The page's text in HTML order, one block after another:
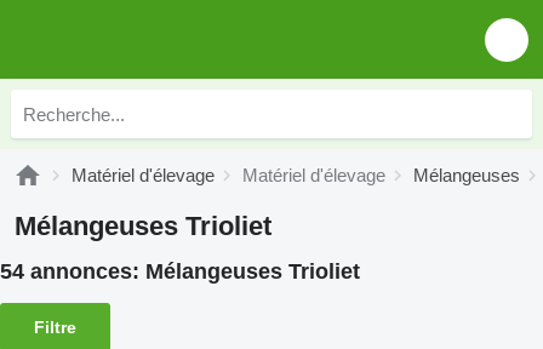
Matériel d'élevage Matériel d'élevage Mélangeuses
Mélangeuses Trioliet
54 annonces: Mélangeuses Trioliet
Filtre